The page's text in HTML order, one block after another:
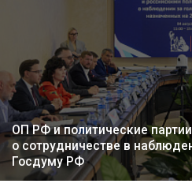
ОП РФ и политические
о сотрудничестве в
Госдуму РФ